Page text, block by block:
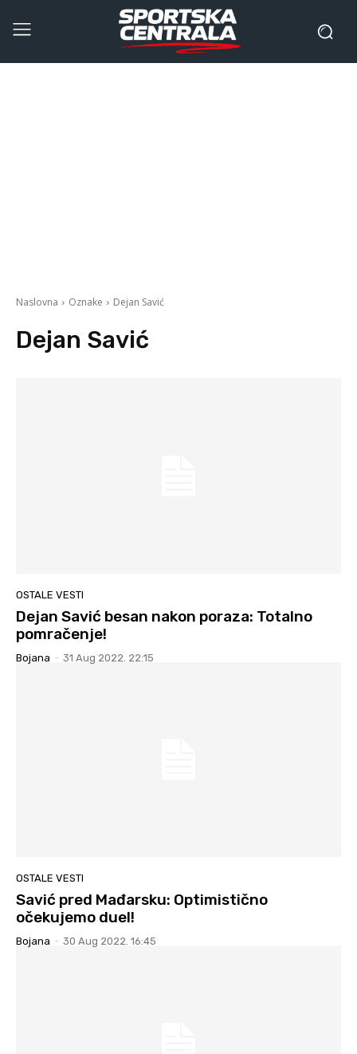
Naslovna Oznake Dejan Savić
Dejan Savić
OSTALE VESTI
Dejan Savić besan nakon poraza: Totalno
pomračenje!
Bojana - 31 Aug 2022. 22:15
OSTALE VESTI
Savić pred Mađarsku: Optimistično
očekujemo duel!
Bojana - 30 Aug 2022. 16:45